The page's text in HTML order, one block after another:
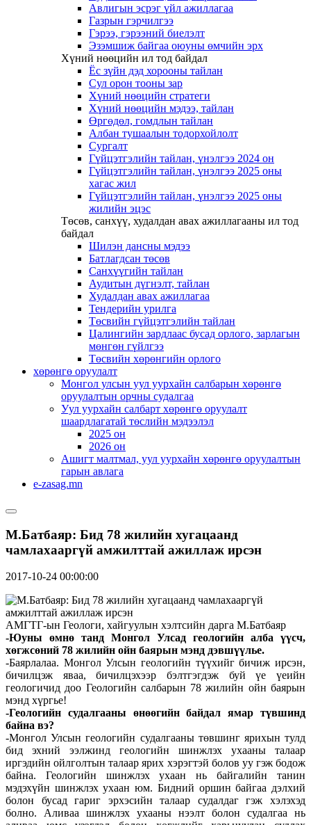
Авлигын эсрэг үйл ажиллагаа
Газрын гэрчилгээ
Гэрээ, гэрээний биелэлт
Эзэмшиж байгаа оюуны өмчийн эрх
Хүний нөөцийн ил тод байдал
Ёс зүйн дэд хорооны тайлан
Сул орон тооны зар
Хүний нөөцийн стратеги
Хүний нөөцийн мэдээ, тайлан
Өргөдөл, гомдлын тайлан
Албан тушаалын тодорхойлолт
Сургалт
Гүйцэтгэлийн тайлан, үнэлгээ 2024 он
Гүйцэтгэлийн тайлан, үнэлгээ 2025 оны
хагас жил
Гүйцэтгэлийн тайлан, үнэлгээ 2025 оны
жилийн эцэс
Төсөв, санхүү, худалдан авах ажиллагааны ил тод
байдал
Шилэн дансны мэдээ
Батлагдсан төсөв
Санхүүгийн тайлан
Аудитын дүгнэлт, тайлан
Худалдан авах ажиллагаа
Тендерийн урилга
Төсвийн гүйцэтгэлийн тайлан
Цалингийн зардлаас бусад орлого, зарлагын
мөнгөн гүйлгээ
Төсвийн хөрөнгийн орлого
хөрөнгө оруулалт
Монгол улсын уул уурхайн салбарын хөрөнгө
оруулалтын орчны судалгаа
Уул уурхайн салбарт хөрөнгө оруулалт
шаардлагатай төслийн мэдээлэл
2025 он
2026 он
Ашигт малтмал, уул уурхайн хөрөнгө оруулалтын
гарын авлага
e-zasag.mn
М.Батбаяр: Бид 78 жилийн хугацаанд
чамлахааргүй амжилттай ажиллаж ирсэн
2017-10-24 00:00:00
АМГТГ-ын Геологи, хайгуулын хэлтсийн дарга М.Батбаяр
-Юуны өмнө танд Монгол Улсад геологийн алба үүсч,
хөгжсөний 78 жилийн ойн баярын мэнд дэвшүүлье.
-Баярлалаа. Монгол Улсын геологийн түүхийг бичиж ирсэн,
бичилцэж яваа, бичилцэхээр бэлтгэгдэж буй үе үеийн
геологичид доо Геологийн салбарын 78 жилийн ойн баярын
мэнд хүргье!
-Геологийн судалгааны өнөөгийн байдал ямар түвшинд
байна вэ?
-Монгол Улсын геологийн судалгааны төвшинг ярихын тулд
бид эхний ээлжинд геологийн шинжлэх ухааны талаар
иргэдийн ойлголтын талаар ярих хэрэгтэй болов уу гэж бодож
байна. Геологийн шинжлэх ухаан нь байгалийн танин
мэдэхүйн шинжлэх ухаан юм. Бидний оршин байгаа дэлхий
болон бусад гариг эрхэсийн талаар судалдаг гэж хэлэхэд
болно. Аливаа шинжлэх ухааны нээлт болон судалгаа нь